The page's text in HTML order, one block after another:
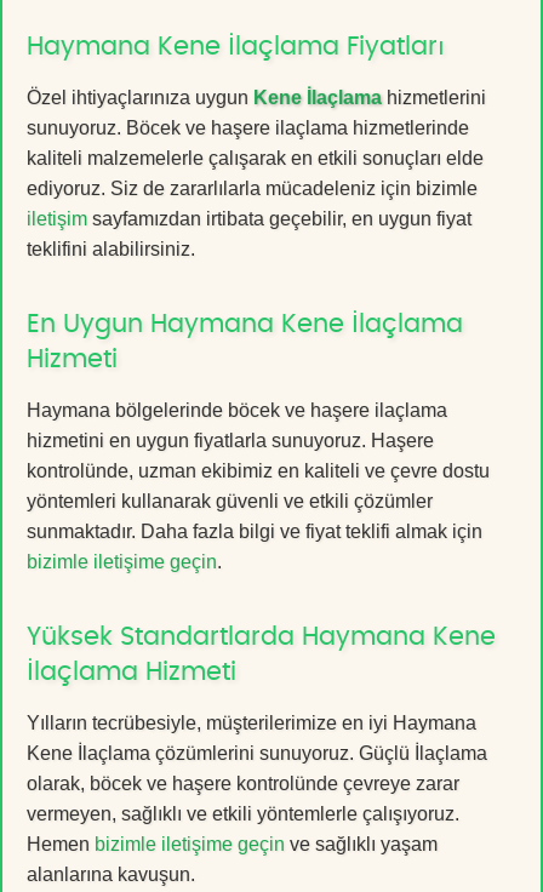
Haymana Kene İlaçlama Fiyatları
Özel ihtiyaçlarınıza uygun Kene İlaçlamahizmetlerini
sunuyoruz. Böcek ve haşere ilaçlama hizmetlerinde
kaliteli malzemelerle çalışarak en etkili sonuçları elde
ediyoruz. Siz de zararlılarla mücadeleniz için bizimle
iletişim sayfamızdan irtibata geçebilir, en uygun fiyat
teklifini alabilirsiniz.
En Uygun Haymana Kene İlaçlama
Hizmeti
Haymana bölgelerinde böcek ve haşere ilaçlama
hizmetini en uygun fiyatlarla sunuyoruz. Haşere
kontrolünde, uzman ekibimiz en kaliteli ve çevre dostu
yöntemleri kullanarak güvenli ve etkili çözümler
sunmaktadır. Daha fazla bilgi ve fiyat teklifi almak için
bizimle iletişime geçin.
Yüksek Standartlarda Haymana Kene
İlaçlama Hizmeti
Yılların tecrübesiyle, müşterilerimize en iyi Haymana
Kene İlaçlama çözümlerini sunuyoruz. Güçlü İlaçlama
olarak, böcek ve haşere kontrolünde çevreye zarar
vermeyen, sağlıklı ve etkili yöntemlerle çalışıyoruz.
Hemen bizimle iletişime geçin ve sağlıklı yaşam
alanlarına kavuşun.